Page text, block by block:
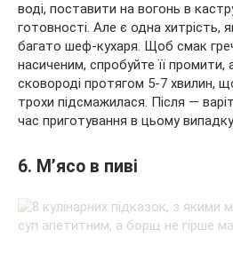
воді, поставити на вогонь в
готовності. Але є одна хитрість,
багато шеф-кухаря. Щоб смак
насиченим, спробуйте її
сковороді протягом 5-7 хвилин,
трохи підсмажилася. Після —
час приготування в цьому
6. М’ясо в пиві